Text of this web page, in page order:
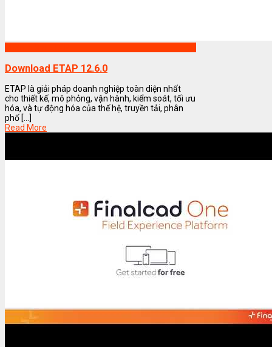
Download ETAP 12.6.0
ETAP là giải pháp doanh nghiệp toàn diện nhất
cho thiết kế, mô phỏng, vận hành, kiểm soát, tối ưu
hóa, và tự động hóa của thế hệ, truyền tải, phân
phố [...]
Read More